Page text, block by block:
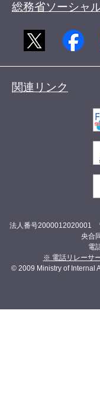
総務省ソーシャ
関連リンク
法人番号2000012020001
央合
電
※ 電話リレーサ
© 2009 Ministry of Internal